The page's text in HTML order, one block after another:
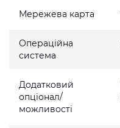
Мережева карта
Операційна
система
Додатковий
опціонал/
можливості